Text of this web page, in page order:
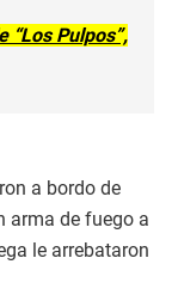
“Los Pulpos”,
a bordo de
arma de fuego a
le arrebataron